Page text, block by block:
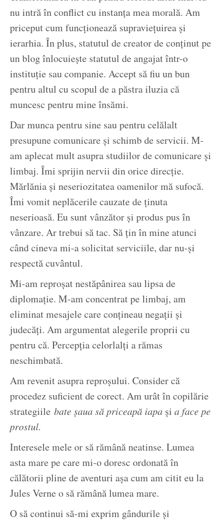
nu intră în conflict cu instanţa mea morală. Am
priceput cum funcţionează supravieţuirea şi
ierarhia. În plus, statutul de creator de conţinut pe
un blog înlocuieşte statutul de angajat într-o
instituţie sau companie. Accept să fiu un bun
pentru altul cu scopul de a păstra iluzia că
muncesc pentru mine însămi.
Dar munca pentru sine sau pentru celălalt
presupune comunicare şi schimb de servicii. M-
am aplecat mult asupra studiilor de comunicare şi
limbaj. Îmi sprijin nervii din orice direcţie.
Mărlănia şi neseriozitatea oamenilor mă sufocă.
Îmi vomit neplăcerile cauzate de ţinuta
neserioasă. Eu sunt vânzător şi produs pus în
vânzare. Ar trebui să tac. Să ţin în mine atunci
când cineva mi-a solicitat serviciile, dar nu-şi
respectă cuvântul.
Mi-am reproşat nestăpânirea sau lipsa de
diplomaţie. M-am concentrat pe limbaj, am
eliminat mesajele care conţineau negaţii şi
judecăţi. Am argumentat alegerile proprii cu
pentru că. Percepţia celorlalţi a rămas
neschimbată.
Am revenit asupra reproşului. Consider că
procedez suficient de corect. Am urât în copilărie
strategiile bate şaua să priceapă iapa şi a face pe
prostul.
Interesele mele or să rămână neatinse. Lumea
asta mare pe care mi-o doresc ordonată în
călătorii pline de aventuri aşa cum am citit eu la
Jules Verne o să rămână lumea mare.
O să continui să-mi exprim gândurile şi